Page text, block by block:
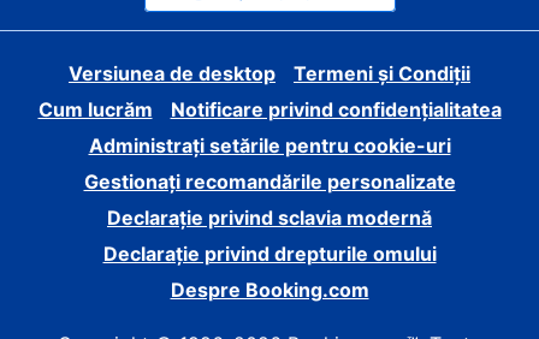
Versiunea de desktop
Termeni și Condiții
Cum lucrăm
Notificare privind confidențialitatea
Administrați setările pentru cookie-uri
Gestionați recomandările personalizate
Declarație privind sclavia modernă
Declarație privind drepturile omului
Despre Booking.com